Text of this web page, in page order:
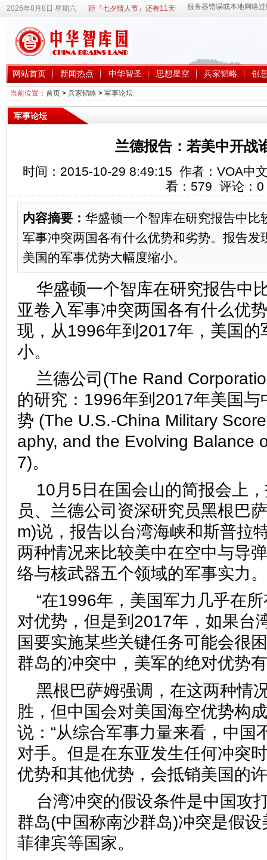
2026年8月8日 星期六 距『七夕情人节』还有11天
网站首页 新闻热点 中华智圣 思想星空 兵家韬略 创
当前位置： 首页> 兵家韬略> 军事论坛
军事论坛
兰德报告：若美中开战
时间：2015-10-29 8:49:15 作者：VOA中
看： 579 评论： 0
内容摘要： 华盛顿一个智库在研究报告中比
军事冲突两国各有什么优势和劣势。报告发
美国的军事优势大幅度缩小。
华盛顿一个智库在研究报告中
亚卷入军事冲突两国各有什么优
现，从1996年到2017年，美国的
小。
兰德公司(The Rand
的研究：1996年到2017年美国与
势 (The U.S.-China Military
aphy, and the Evolving Balance
7)。
10月5日在国会山的简报会上
员、兰德公司资深研究员黑根巴
m)说，报告以台湾海峡和斯普拉
两种情况来比较美中在空中与导
络与核武器五个领域的军事实力。
“在1996年，美国军力几乎在
对优势，但是到2017年，如果台
国要实施某些关键任务可能会很
群岛的冲突中，美军的绝对优势
黑根巴萨姆强调，在这两种情
胜，但中国会对美国海空优势构
说：“从综合军事力量来看，中国
对手。但是在东亚发生任何冲突
优势和其他优势，会抵销美国的
台湾冲突的假设条件是中国攻
群岛(中国称南沙群岛)冲突是假
菲律宾等国家。